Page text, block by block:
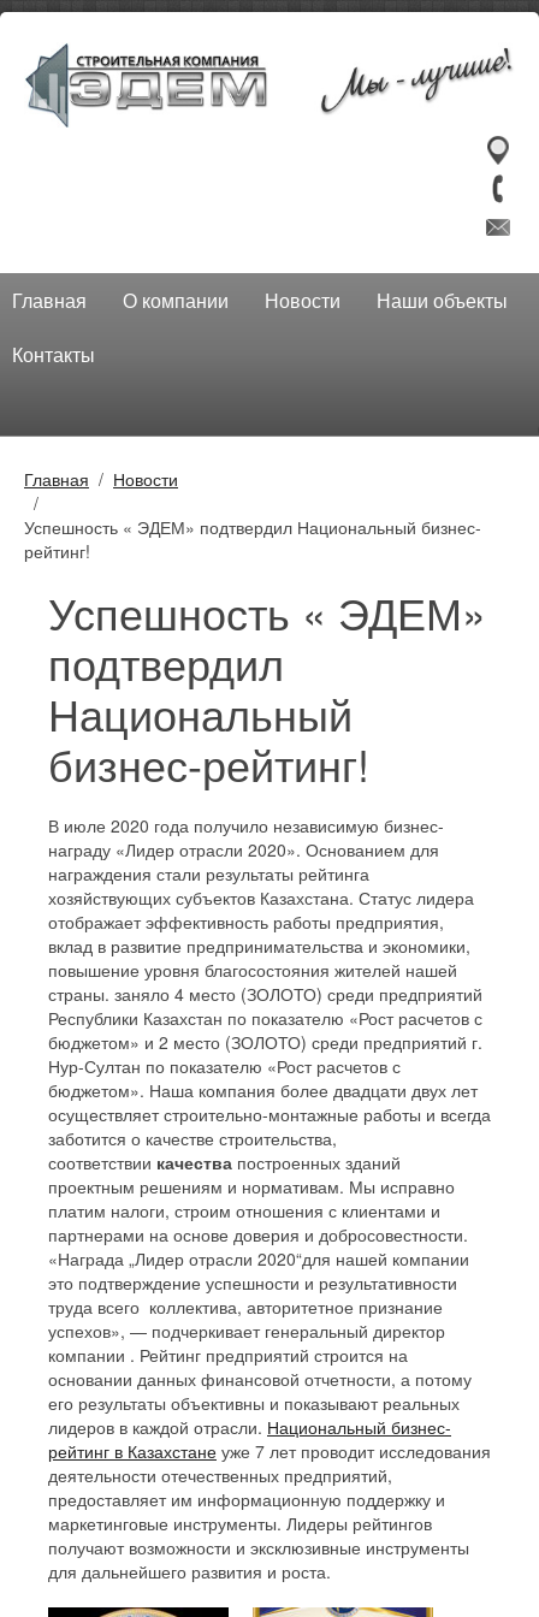
Главная О компании Новости
Наши объекты
Контакты
Главная
Новости
Успешность « ЭДЕМ» подтвердил Национальный бизнес-
рейтинг!
Успешность « ЭДЕМ»
подтвердил
Национальный
бизнес-рейтинг!
В июле 2020 года получило независимую бизнес-
награду «Лидер отрасли 2020». Основанием для
награждения стали результаты рейтинга
хозяйствующих субъектов Казахстана. Статус лидера
отображает эффективность работы предприятия,
вклад в развитие предпринимательства и экономики,
повышение уровня благосостояния жителей нашей
страны. заняло 4 место (ЗОЛОТО) среди предприятий
Республики Казахстан по показателю «Рост расчетов с
бюджетом» и 2 место (ЗОЛОТО) среди предприятий г.
Нур-Султан по показателю «Рост расчетов с
бюджетом». Наша компания более двадцати двух лет
осуществляет строительно-монтажные работы и всегда
заботится о качестве строительства,
соответствии качества построенных зданий
проектным решениям и нормативам. Мы исправно
платим налоги, строим отношения с клиентами и
партнерами на основе доверия и добросовестности.
«Награда „Лидер отрасли 2020“для нашей компании
это подтверждение успешности и результативности
труда всего коллектива, авторитетное признание
успехов», — подчеркивает генеральный директор
компании . Рейтинг предприятий строится на
основании данных финансовой отчетности, а потому
его результаты объективны и показывают реальных
лидеров в каждой отрасли. Национальный бизнес-
рейтинг в Казахстане уже 7 лет проводит исследования
деятельности отечественных предприятий,
предоставляет им информационную поддержку и
маркетинговые инструменты. Лидеры рейтингов
получают возможности и эксклюзивные инструменты
для дальнейшего развития и роста.